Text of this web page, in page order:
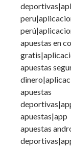
apuestas en
apuestas
apuestas
apuestas|app
apuestas